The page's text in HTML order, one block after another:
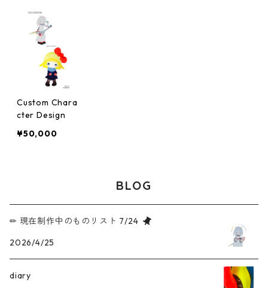
Custom Chara
cter Design
¥50,000
BLOG
✏︎ 現在制作中のものリスト 7/24
2026/4/25
diary